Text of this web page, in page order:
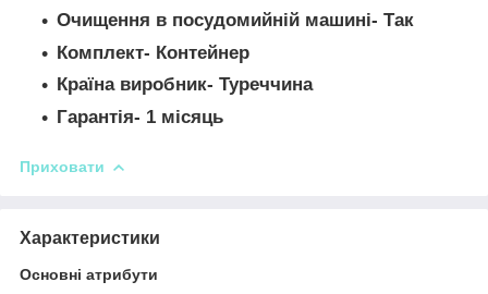
Очищення в посудомийній машині- Так
Комплект- Контейнер
Країна виробник- Туреччина
Гарантія- 1 місяць
Приховати
Характеристики
Основні атрибути